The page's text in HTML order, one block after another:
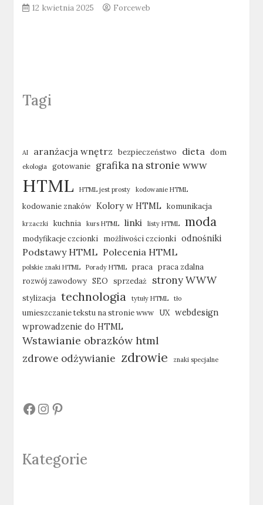
12 kwietnia 2025 Forceweb
Tagi
AI aranżacja wnętrz bezpieczeństwo dieta dom
ekologia gotowanie grafika na stronie www
HTML HTML jest prosty kodowanie HTML
kodowanie znaków Kolory w HTML komunikacja
krzaczki kuchnia kurs HTML linki listy HTML moda
modyfikacje czcionki możliwości czcionki odnośniki
Podstawy HTML Polecenia HTML
polskie znaki HTML Porady HTML praca praca zdalna
rozwój zawodowy SEO sprzedaż strony WWW
stylizacja technologia tytuły HTML tło
umieszczanie tekstu na stronie www UX webdesign
wprowadzenie do HTML
Wstawianie obrazków html
zdrowe odżywianie zdrowie znaki specjalne
# # #
Kategorie